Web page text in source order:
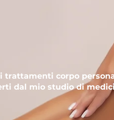
trattamenti corpo
dal mio studio di